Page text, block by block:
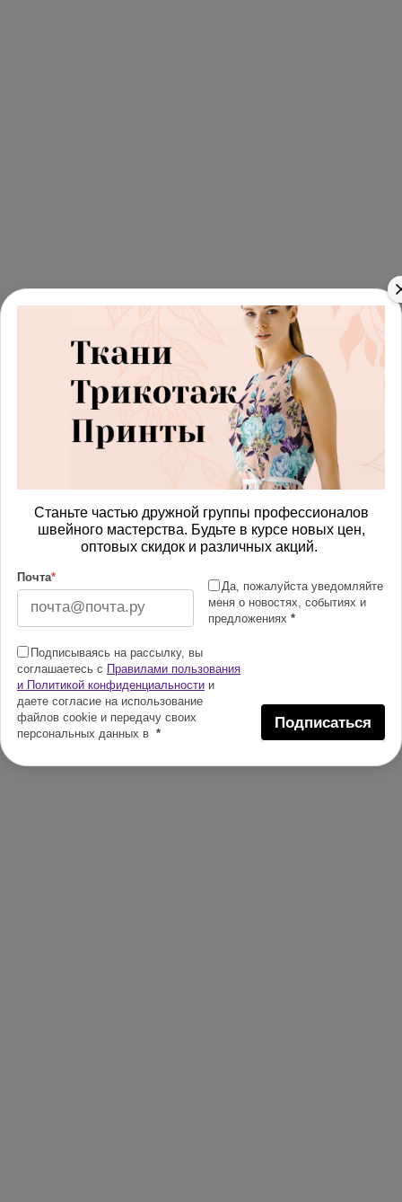
Станьте частью дружной группы профессионалов
швейного мастерства. Будьте в курсе новых цен,
оптовых скидок и различных акций.
Почта*
Да, пожалуйста уведомляйте
меня о новостях, событиях и
предложениях *
Подписываясь на рассылку, вы
соглашаетесь с Правилами пользования
и Политикой конфиденциальности и
даете согласие на использование
файлов cookie и передачу своих
персональных данных в *
Подписаться